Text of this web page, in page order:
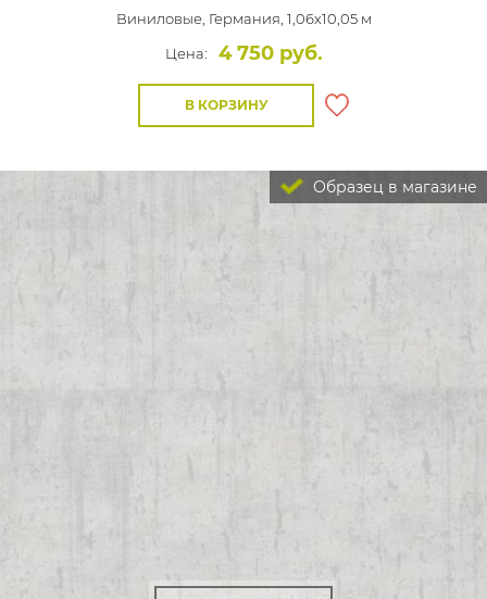
Виниловые, Германия, 1,06x10,05 м
Цена:
4 750 руб.
В КОРЗИНУ
Образец в магазине